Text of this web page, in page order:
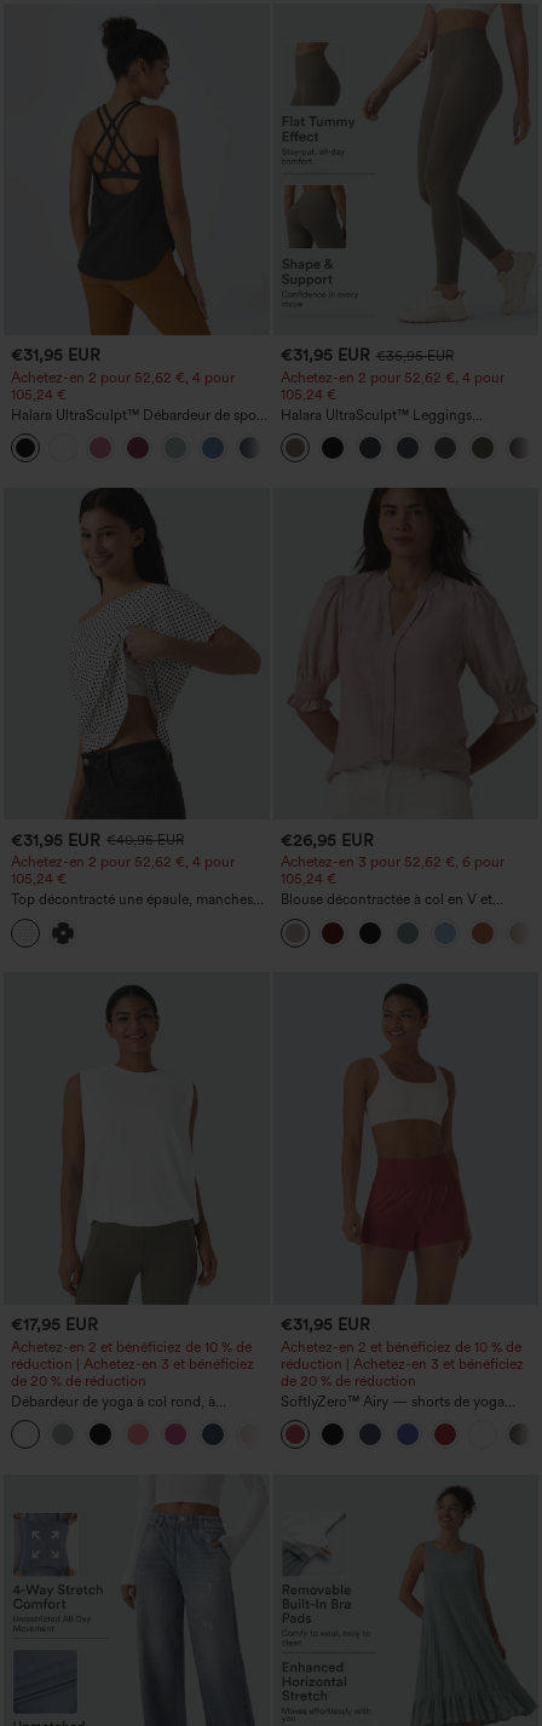
€31,95 EUR
Achetez-en 2 pour 52,62 €, 4 pour
105,24 €
Halara UltraSculpt™ Débardeur de sport
à col rond et ourlet arrondi
+11
€31,95 EUR €35,95 EUR
Achetez-en 2 pour 52,62 €, 4 pour
105,24 €
Halara UltraSculpt™ Leggings
d'entraînement sculptants taille haute,
effet ventre plat, avec poche
€31,95 EUR €40,95 EUR
Achetez-en 2 pour 52,62 €, 4 pour
105,24 €
Top décontracté une épaule, manches
courtes, ourlet arrondi hi-low,
soutien‑gorge intégré, motif à pois
€26,95 EUR
Achetez-en 3 pour 52,62 €, 6 pour
105,24 €
Blouse décontractée à col en V et
manches courtes bouffantes
€17,95 EUR
Achetez-en 2 et bénéficiez de 10 % de
réduction | Achetez-en 3 et bénéficiez
de 20 % de réduction
Débardeur de yoga à col rond, à
fronces, effet rafraîchissant - UPF50+
+16
€31,95 EUR
Achetez-en 2 et bénéficiez de 10 % de
réduction | Achetez-en 3 et bénéficiez
de 20 % de réduction
SoftlyZero™ Airy — shorts de yoga
super taille haute 2-en-1 InstantCool
avec poches